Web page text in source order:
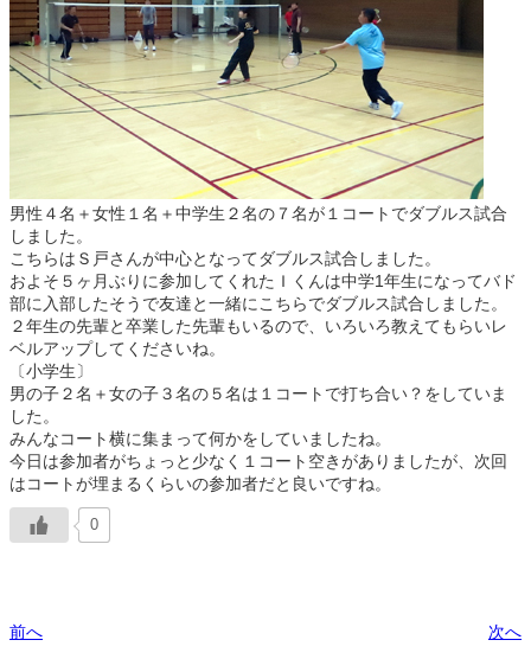
男性４名＋女性１名＋中学生２名の７名が１コートでダブルス試合
しました。
こちらはＳ戸さんが中心となってダブルス試合しました。
およそ５ヶ月ぶりに参加してくれたＩくんは中学1年生になってバド
部に入部したそうで友達と一緒にこちらでダブルス試合しました。
２年生の先輩と卒業した先輩もいるので、いろいろ教えてもらいレ
ベルアップしてくださいね。
〔小学生〕
男の子２名＋女の子３名の５名は１コートで打ち合い？をしていま
した。
みんなコート横に集まって何かをしていましたね。
今日は参加者がちょっと少なく１コート空きがありましたが、次回
はコートが埋まるくらいの参加者だと良いですね。
0
前へ 次へ